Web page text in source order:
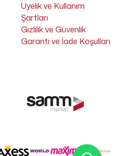
Üyelik ve Kullanım
Şartları
Gizlilik ve Güvenlik
Garanti ve İade Koşulları